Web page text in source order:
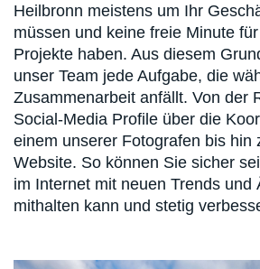
Heilbronn meistens um Ihr
müssen und keine freie Minute
Projekte haben. Aus diesem
unser Team jede Aufgabe, die
Zusammenarbeit anfällt. Von der
Social-Media Profile über die
einem unserer Fotografen bis hin
Website. So können Sie sicher
im Internet mit neuen Trends und
mithalten kann und stetig